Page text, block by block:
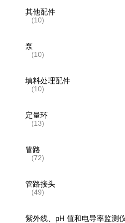
其他配件
(10)
泵
(10)
填料处理配件
(10)
定量环
(13)
管路
(72)
管路接头
(49)
紫外线、pH 值和电导率监测